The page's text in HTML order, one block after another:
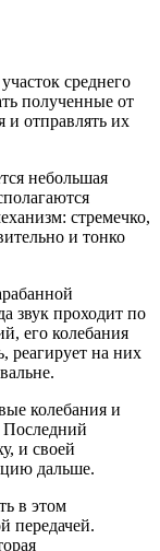
среднего
полученные от
и отправлять их
небольшая
стремечко,
и тонко
звук проходит по
его колебания
реагирует на них
колебания и
Последний
и своей
дальше.
в этом
передачей.